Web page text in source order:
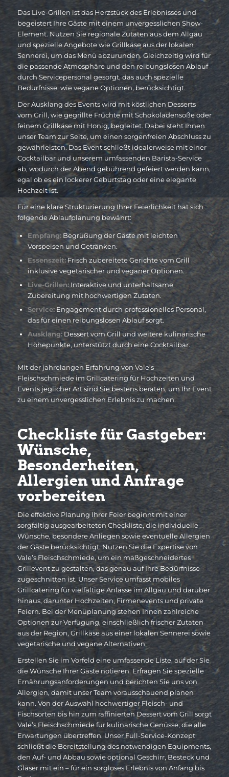
Das Live-Grillen ist das Herzstück des Erlebnisses und
begeistert Ihre Gäste mit einem unvergesslichen Show-
Element. Nutzen Sie regionale Zutaten aus dem Allgäu
und spezielle Angebote wie Grillkäse aus der lokalen
Sennerei, um das Menü abzurunden. Gleichzeitig wird für
die passende Atmosphäre und den reibungslosen Ablauf
durch Servicepersonal gesorgt, das auch spezielle
Bedürfnisse, wie vegane Optionen, berücksichtigt.
Der Ausklang des Events wird mit köstlichen Desserts
vom Grill, wie gegrillte Früchte mit Schokoladensoße oder
feinem Grillkäse mit Honig, begleitet. Dabei steht Ihnen
unser Team zur Seite, um einen sorgenfreien Abschluss zu
gewährleisten. Das Event schließt idealerweise mit einer
Cocktailbar und unserem umfassenden Barista-Service
ab, wodurch der Abend gebührend gefeiert werden kann,
egal ob es ein lockerer Geburtstag oder eine elegante
Hochzeit ist.
Für eine klare Strukturierung Ihrer Feierlichkeit hat sich
folgende Ablaufplanung bewährt:
Empfang:Begrüßung der Gäste mit leichten
Vorspeisen und Getränken.
Essenszeit:Frisch zubereitete Gerichte vom Grill
inklusive vegetarischer und veganer Optionen.
Live-Grillen:Interaktive und unterhaltsame
Zubereitung mit hochwertigen Zutaten.
Service:Engagement durch professionelles Personal,
das für einen reibungslosen Ablauf sorgt.
Ausklang:Dessert vom Grill und weitere kulinarische
Höhepunkte, unterstützt durch eine Cocktailbar.
Mit der jahrelangen Erfahrung von Vale’s
Fleischschmiede im Grillcatering für Hochzeiten und
Events jeglicher Art sind Sie bestens beraten, um Ihr Event
zu einem unvergesslichen Erlebnis zu machen.
Checkliste für Gastgeber:
Wünsche,
Besonderheiten,
Allergien und Anfrage
vorbereiten
Die effektive Planung Ihrer Feier beginnt mit einer
sorgfältig ausgearbeiteten Checkliste, die individuelle
Wünsche, besondere Anliegen sowie eventuelle Allergien
der Gäste berücksichtigt. Nutzen Sie die Expertise von
Vale’s Fleischschmiede, um ein maßgeschneidertes
Grillevent zu gestalten, das genau auf Ihre Bedürfnisse
zugeschnitten ist. Unser Service umfasst mobiles
Grillcatering für vielfältige Anlässe im Allgäu und darüber
hinaus, darunter Hochzeiten, Firmenevents und private
Feiern. Bei der Menüplanung stehen Ihnen zahlreiche
Optionen zur Verfügung, einschließlich frischer Zutaten
aus der Region, Grillkäse aus einer lokalen Sennerei sowie
vegetarische und vegane Alternativen.
Erstellen Sie im Vorfeld eine umfassende Liste, auf der Sie
die Wünsche Ihrer Gäste notieren. Erfragen Sie spezielle
Ernährungsanforderungen und berichten Sie uns von
Allergien, damit unser Team vorausschauend planen
kann. Von der Auswahl hochwertiger Fleisch- und
Fischsorten bis hin zum raffinierten Dessert vom Grill sorgt
Vale’s Fleischschmiede für kulinarische Genüsse, die alle
Erwartungen übertreffen. Unser Full-Service-Konzept
schließt die Bereitstellung des notwendigen Equipments,
den Auf- und Abbau sowie optional Geschirr, Besteck und
Gläser mit ein – für ein sorgloses Erlebnis von Anfang bis